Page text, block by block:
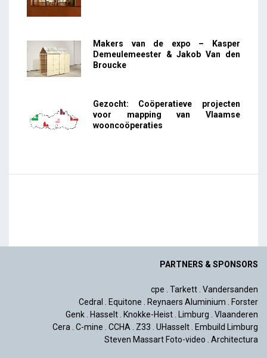
Makers van de expo – Kasper
Demeulemeester & Jakob Van den
Broucke
Gezocht: Coöperatieve projecten
voor mapping van Vlaamse
wooncoöperaties
PARTNERS & SPONSORS
cpe . Tarkett. Vandersanden
Cedral . Equitone . Reynaers Aluminium . Forster
Genk. Hasselt. Knokke-Heist. Limburg . Vlaanderen
Cera. C-mine . CCHA. Z33 . UHasselt. Embuild Limburg
Steven Massart Foto-video . Architectura